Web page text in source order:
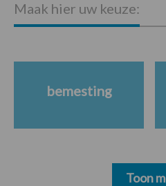
Maak hier uw keuze:
bemesting
Toon